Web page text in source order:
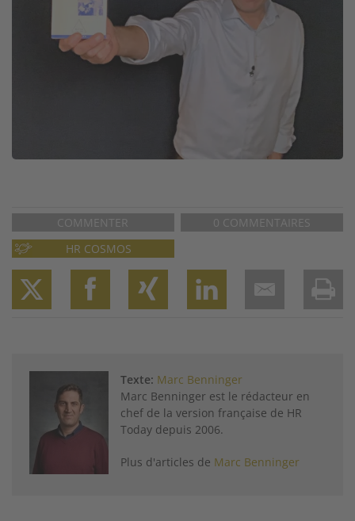
COMMENTER
0 COMMENTAIRES
HR COSMOS
Texte: Marc Benninger
Marc Benninger est le rédacteur en
chef de la version française de HR
Today depuis 2006.
Plus d'articles de Marc Benninger